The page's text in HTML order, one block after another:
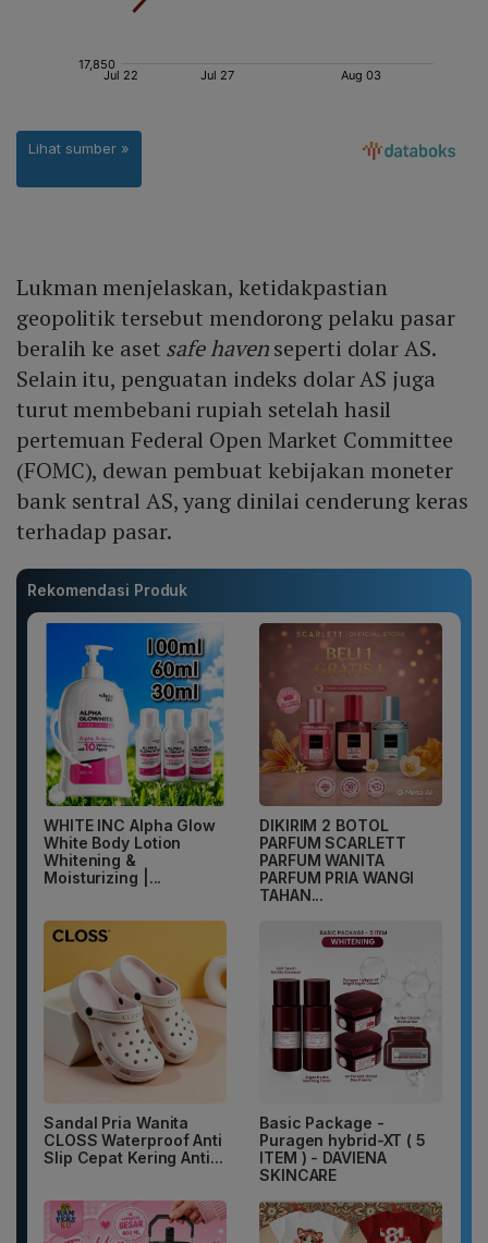
Lukman menjelaskan, ketidakpastian
geopolitik tersebut mendorong pelaku pasar
beralih ke aset safe havenseperti dolar AS.
Selain itu, penguatan indeks dolar AS juga
turut membebani rupiah setelah hasil
pertemuan Federal Open Market Committee
(FOMC), dewan pembuat kebijakan moneter
bank sentral AS, yang dinilai cenderung keras
terhadap pasar.
Rekomendasi Produk
WHITE INC Alpha Glow
White Body Lotion
Whitening &
Moisturizing |...
DIKIRIM 2 BOTOL
PARFUM SCARLETT
PARFUM WANITA
PARFUM PRIA WANGI
TAHAN...
Sandal Pria Wanita
CLOSS Waterproof Anti
Slip Cepat Kering Anti...
Basic Package -
Puragen hybrid-XT ( 5
ITEM ) - DAVIENA
SKINCARE